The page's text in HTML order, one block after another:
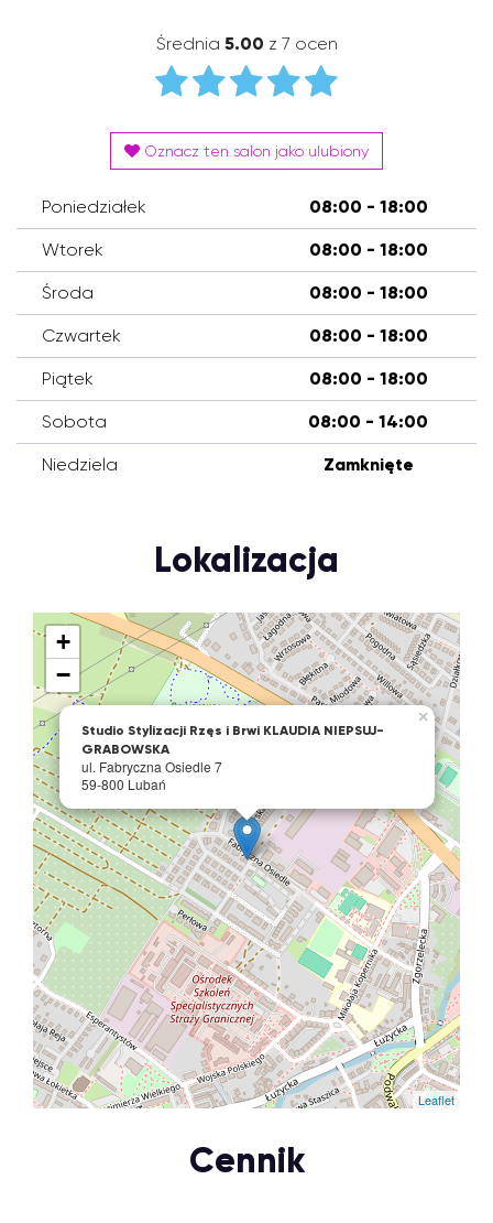
Średnia 5.00 z 7 ocen
Oznacz ten salon jako ulubiony
Poniedziałek 08:00 - 18:00
Wtorek 08:00 - 18:00
Środa 08:00 - 18:00
Czwartek 08:00 - 18:00
Piątek 08:00 - 18:00
Sobota 08:00 - 14:00
Niedziela Zamknięte
Lokalizacja
Studio Stylizacji Rzęs i Brwi KLAUDIA NIEPSUJ-
GRABOWSKA
ul. Fabryczna Osiedle 7
59-800 Lubań
×
+
−
Leaflet
Cennik